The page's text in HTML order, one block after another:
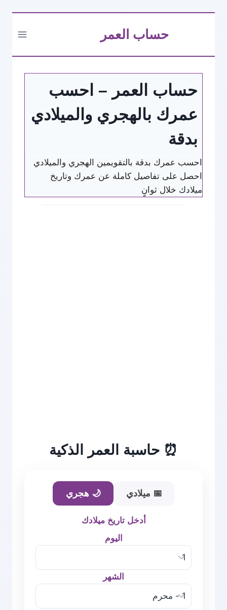
حساب العمر
حساب العمر – احسب
عمرك بالهجري والميلادي
بدقة
احسب عمرك بدقة بالتقويمين الهجري والميلادي
احصل على تفاصيل كاملة عن عمرك وتاريخ
ميلادك خلال ثوانٍ
⏰ حاسبة العمر الذكية
📅 ميلادي 🌙 هجري
أدخل تاريخ ميلادك
اليوم
الشهر